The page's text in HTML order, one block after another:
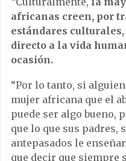
africanas creen, por
estándares
directo a la vida
ocasión.
“Por lo tanto, si
mujer africana que el
puede ser algo bueno,
que lo que sus padres,
antepasados le
que decir que siempre